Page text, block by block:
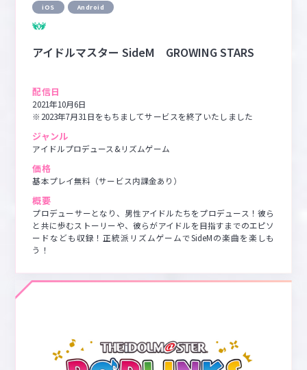
iOS Android
アイドルマスター SideM GROWING STARS
配信日
2021年10月6日
※2023年7月31日をもちましてサービスを終了いたしました
ジャンル
アイドルプロデュース&リズムゲーム
価格
基本プレイ無料（サービス内課金あり）
概要
プロデューサーとなり、男性アイドルたちをプロデュース！彼ら
と共に歩むストーリーや、彼らがアイドルを目指すまでのエピソ
ードなども収録！正統派リズムゲームでSideMの楽曲を楽しも
う！